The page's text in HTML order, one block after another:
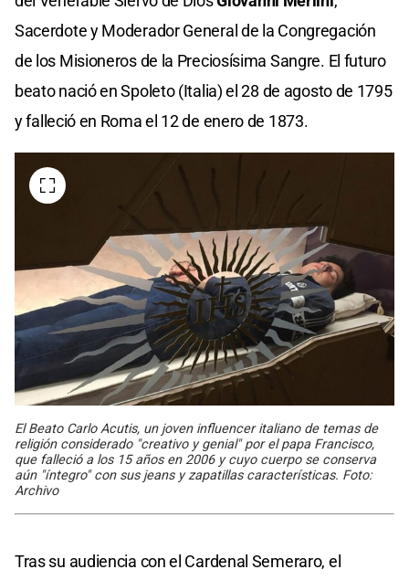
Sacerdote y Moderador General de la Congregación
de los Misioneros de la Preciosísima Sangre. El futuro
beato nació en Spoleto (Italia) el 28 de agosto de 1795
y falleció en Roma el 12 de enero de 1873.
El Beato Carlo Acutis, un joven influencer italiano de temas de
religión considerado "creativo y genial" por el papa Francisco,
que falleció a los 15 años en 2006 y cuyo cuerpo se conserva
aún "íntegro" con sus jeans y zapatillas características. Foto:
Archivo
Tras su audiencia con el Cardenal Semeraro, el